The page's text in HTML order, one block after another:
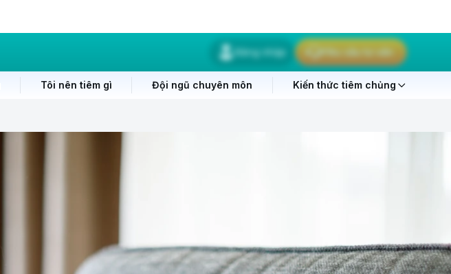
Đăng nhập Yêu cầu tư vấn
Tôi nên tiêm gì Đội ngũ chuyên môn Kiến thức tiêm chủng